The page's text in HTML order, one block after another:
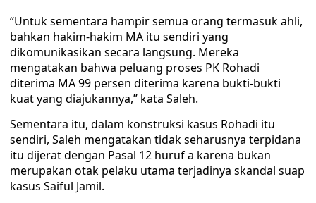
“Untuk sementara hampir semua orang termasuk ahli,
bahkan hakim-hakim MA itu sendiri yang
dikomunikasikan secara langsung. Mereka
mengatakan bahwa peluang proses PK Rohadi
diterima MA 99 persen diterima karena bukti-bukti
kuat yang diajukannya,” kata Saleh.
Sementara itu, dalam konstruksi kasus Rohadi itu
sendiri, Saleh mengatakan tidak seharusnya terpidana
itu dijerat dengan Pasal 12 huruf a karena bukan
merupakan otak pelaku utama terjadinya skandal suap
kasus Saiful Jamil.